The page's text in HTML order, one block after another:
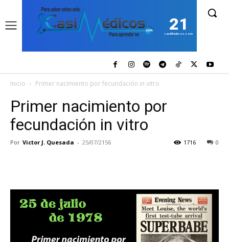
21
casiMedicos.com
Inicio Primer nacimiento por fecundación in vitro
Primer nacimiento por
fecundación in vitro
Por Victor J. Quesada - 25/07/2156 0
1716